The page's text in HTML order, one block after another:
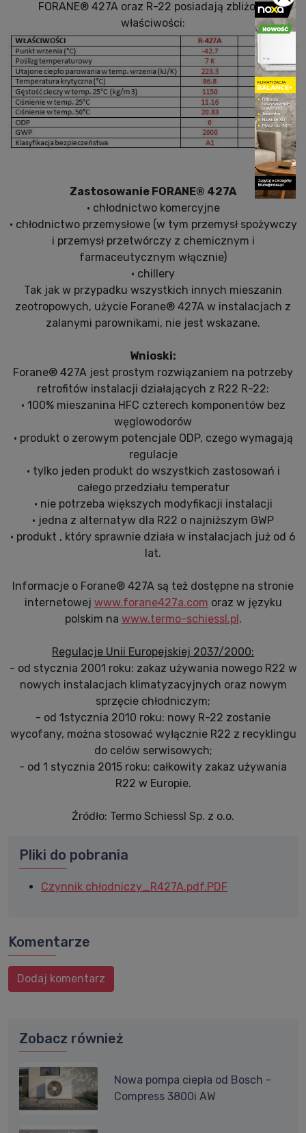
FORANE® 427A oraz R-22 posiadają zbliżone
właściwości:
Zastosowanie FORANE® 427A
• chłodnictwo komercyjne
• chłodnictwo przemysłowe (w tym przemysł spożywczy
i przemysł przetwórczy z chemicznym i
farmaceutycznym włącznie)
• chillery
Tak jak w przypadku wszystkich innych mieszanin
zeotropowych, użycie Forane® 427A w instalacjach z
zalanymi parownikami, nie jest wskazane.
Wnioski:
Forane® 427A jest prostym rozwiązaniem na potrzeby
retrofitów instalacji działających z R22 R-22:
• 100% mieszanina HFC czterech komponentów bez
węglowodorów
• produkt o zerowym potencjale ODP, czego wymagają
regulacje
• tylko jeden produkt do wszystkich zastosowań i
całego przedziału temperatur
• nie potrzeba większych modyfikacji instalacji
• jedna z alternatyw dla R22 o najniższym GWP
• produkt , który sprawnie działa w instalacjach już od 6
lat.
Informacje o Forane® 427A są też dostępne na stronie
internetowej www.forane427a.com oraz w języku
polskim na www.termo-schiessl.pl.
Regulacje Unii Europejskiej 2037/2000:
- od stycznia 2001 roku: zakaz używania nowego R22 w
nowych instalacjach klimatyzacyjnych oraz nowym
sprzęcie chłodniczym;
- od 1stycznia 2010 roku: nowy R-22 zostanie
wycofany, można stosować wyłącznie R22 z recyklingu
do celów serwisowych;
- od 1 stycznia 2015 roku: całkowity zakaz używania
R22 w Europie.
Źródło: Termo Schiessl Sp. z o.o.
Pliki do pobrania
Czynnik chłodniczy_R427A.pdf.PDF
Komentarze
Dodaj komentarz
Zobacz również
Nowa pompa ciepła od Bosch -
Compress 3800i AW